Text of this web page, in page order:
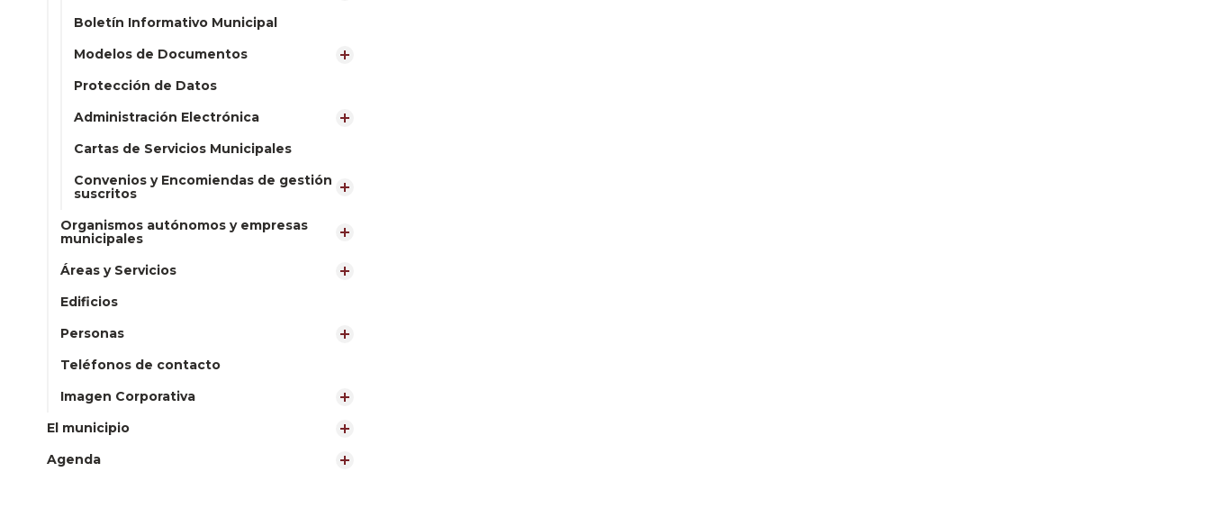
Boletín Informativo Municipal
Modelos de Documentos
Protección de Datos
Administración Electrónica
Cartas de Servicios Municipales
Convenios y Encomiendas de gestión
suscritos
Organismos autónomos y empresas
municipales
Áreas y Servicios
Edificios
Personas
Teléfonos de contacto
Imagen Corporativa
El municipio
Agenda